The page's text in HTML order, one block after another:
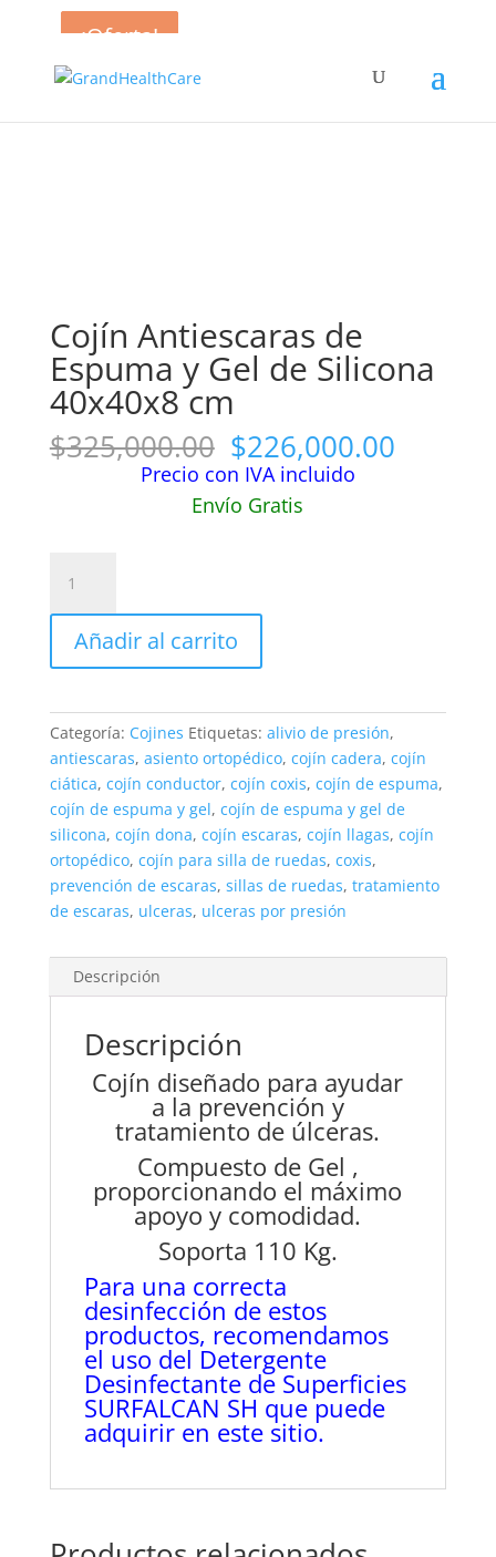
Inicio/Cojines/ Cojín Antiescaras de Espuma y Gel
¡Oferta!
Cojín Antiescaras de
Espuma y Gel de Silicona
40x40x8 cm
$325,000.00 El
precio
original
era:
$226,000.00El
Precio con IVA incluido
Envío Gratis
Antiescaras
de
Espuma
y
de
Silicona
40x40x8
cm
cantidad
Añadir al carrito
Categoría: Cojines Etiquetas: alivio de presión,
antiescaras, asiento ortopédico, cojín cadera, cojín
ciática, cojín conductor, cojín coxis, cojín de espuma,
cojín de espuma y gel, cojín de espuma y gel de
silicona, cojín dona, cojín escaras, cojín llagas, cojín
ortopédico, cojín para silla de ruedas, coxis,
prevención de escaras, sillas de ruedas, tratamiento
de escaras, ulceras, ulceras por presión
Descripción
Descripción
Cojín diseñado para ayudar
a la prevención y
tratamiento de úlceras.
Compuesto de Gel ,
proporcionando el máximo
apoyo y comodidad.
Soporta 110 Kg.
Para una correcta
desinfección de estos
productos, recomendamos
el uso del Detergente
Desinfectante de Superficies
SURFALCAN SH que puede
adquirir en este sitio.
¡Oferta!
¡Oferta!